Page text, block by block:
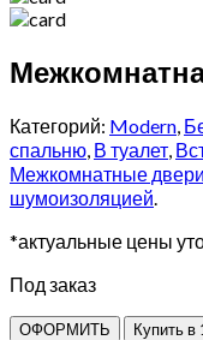
Категорий: Modern,
спальню, В туалет,
Межкомнатные двери
шумоизоляцией.
*актуальные цены
Под заказ
ОФОРМИТЬ Купить в